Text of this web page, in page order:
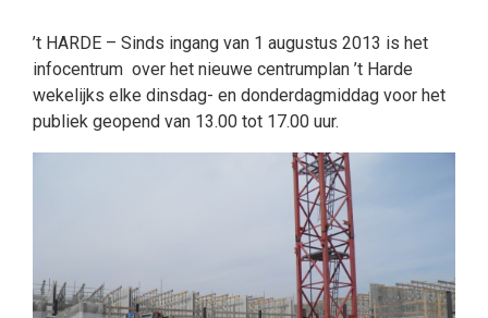
’t HARDE – Sinds ingang van 1 augustus 2013 is het
infocentrum over het nieuwe centrumplan ’t Harde
wekelijks elke dinsdag- en donderdagmiddag voor het
publiek geopend van 13.00 tot 17.00 uur.